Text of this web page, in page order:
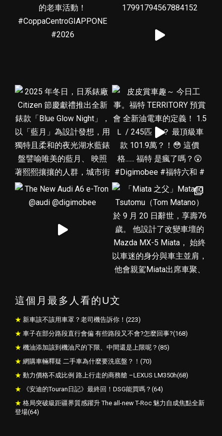
這個月最多人看的U文
新車該不該用車罩？老司機告訴你！(223)
車子在部分路段直行會偏 有些路段又不會?怎麼回事?(168)
機油添加該到機油尺的下限、中間還是上限呢？(85)
網購車輛釋疑 二手車為什麼要洗底盤？！(70)
動力價格不成比例 路上行走的商務艙 –LEXUS LM350h(68)
《安迪的Touran日記》最終回！DSG能買嗎？(64)
格局突破級距疆界質感躍升 The all-new T-Roc 魅力自成焦點全新
登場(64)